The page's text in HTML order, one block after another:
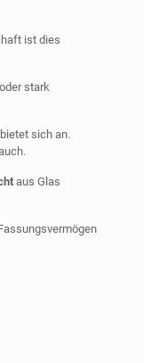
ist dies
stark
sich an.
aus Glas